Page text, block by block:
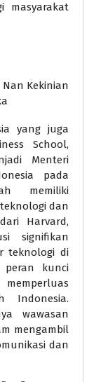
masyarakat
yang juga
School,
Menteri
pada
memiliki
dan
Harvard,
signifikan
teknologi di
peran kunci
Indonesia.
wawasan
mengambil
dan